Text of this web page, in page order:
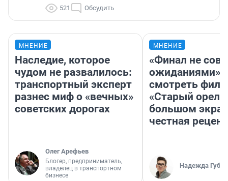
521 Обсудить
МНЕНИЕ
Наследие, которое
чудом не развалилось:
транспортный эксперт
разнес миф о «вечных»
советских дорогах
Олег Арефьев
Блогер, предприниматель,
владелец в транспортном
бизнесе
МНЕНИЕ
«Финал не
ожиданиями»:
смотреть
«Старый орел»
большом
честная
Надежда